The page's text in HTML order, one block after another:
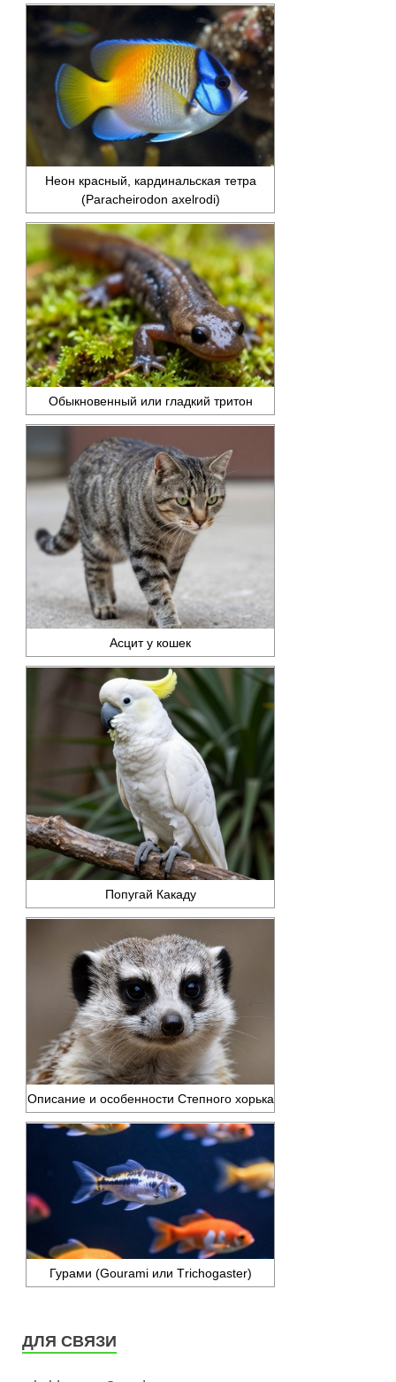
Неон красный, кардинальская тетра
(Paracheirodon axelrodi)
Обыкновенный или гладкий тритон
Асцит у кошек
Попугай Какаду
Описание и особенности Степного хорька
Гурами (Gourami или Тriсhоgаstеr)
ДЛЯ СВЯЗИ